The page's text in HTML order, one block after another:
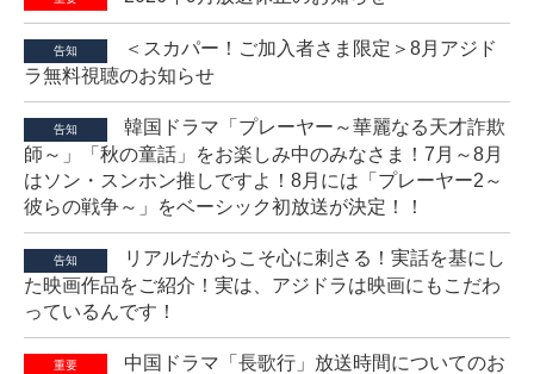
告知
＜スカパー！ご加入者さま限定＞8月アジド
ラ無料視聴のお知らせ
告知
韓国ドラマ「プレーヤー～華麗なる天才詐欺
師～」「秋の童話」をお楽しみ中のみなさま！7月～8月
はソン・スンホン推しですよ！8月には「プレーヤー2～
彼らの戦争～」をベーシック初放送が決定！！
告知
リアルだからこそ心に刺さる！実話を基にし
た映画作品をご紹介！実は、アジドラは映画にもこだわ
っているんです！
重要
中国ドラマ「長歌行」放送時間についてのお